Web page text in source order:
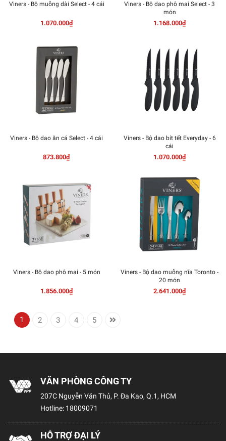
Viners - Bộ muỗng dài Select - 4 cái
1.070.000₫
Viners - Bộ dao phô mai Select - 3
món
1.168.000₫
Viners - Bộ dao ăn cá Select - 4 cái
873.800₫
Viners - Bộ dao bít tết Everyday - 6
cái
1.070.000₫
Viners - Bộ dao phô mai - 5 món
1.856.000₫
Viners - Bộ dao muỗng nĩa Toronto -
20 món
2.641.000₫
1 2 3 4 5
VĂN PHÒNG CÔNG TY
207C Nguyễn Văn Thủ, P. Đa Kao, Q.1, HCM
Hotline: 18009071
HỖ TRỢ ĐẠI LÝ